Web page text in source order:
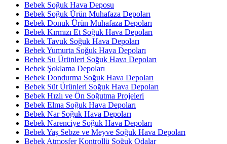
Bebek Soğuk Hava Deposu
Bebek Soğuk Ürün Muhafaza Depoları
Bebek Donuk Ürün Muhafaza Depoları
Bebek Kırmızı Et Soğuk Hava Depoları
Bebek Tavuk Soğuk Hava Depoları
Bebek Yumurta Soğuk Hava Depoları
Bebek Su Ürünleri Soğuk Hava Depoları
Bebek Şoklama Depoları
Bebek Dondurma Soğuk Hava Depoları
Bebek Süt Ürünleri Soğuk Hava Depoları
Bebek Hızlı ve Ön Soğutma Projeleri
Bebek Elma Soğuk Hava Depoları
Bebek Nar Soğuk Hava Depoları
Bebek Narenciye Soğuk Hava Depoları
Bebek Yaş Sebze ve Meyve Soğuk Hava Depoları
Bebek Atmosfer Kontrollü Soğuk Odalar